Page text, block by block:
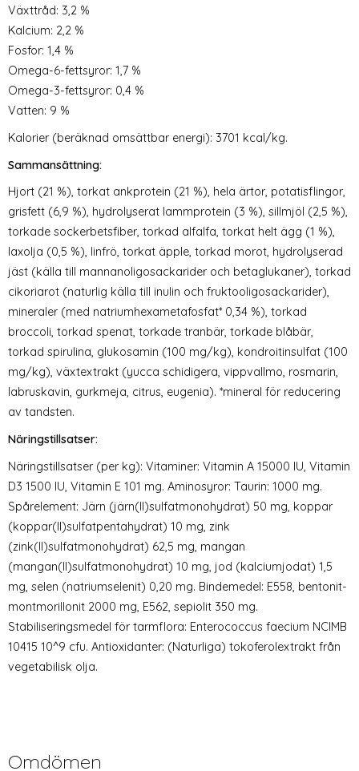
Växttråd: 3,2 %
Kalcium: 2,2 %
Fosfor: 1,4 %
Omega-6-fettsyror: 1,7 %
Omega-3-fettsyror: 0,4 %
Vatten: 9 %
Kalorier (beräknad omsättbar energi): 3701 kcal/kg.
Sammansättning:
Hjort (21 %), torkat ankprotein (21 %), hela ärtor, potatisflingor,
grisfett (6,9 %), hydrolyserat lammprotein (3 %), sillmjöl (2,5 %),
torkade sockerbetsfiber, torkad alfalfa, torkat helt ägg (1 %),
laxolja (0,5 %), linfrö, torkat äpple, torkad morot, hydrolyserad
jäst (källa till mannanoligosackarider och betaglukaner), torkad
cikoriarot (naturlig källa till inulin och fruktooligosackarider),
mineraler (med natriumhexametafosfat* 0,34 %), torkad
broccoli, torkad spenat, torkade tranbär, torkade blåbär,
torkad spirulina, glukosamin (100 mg/kg), kondroitinsulfat (100
mg/kg), växtextrakt (yucca schidigera, vippvallmo, rosmarin,
labruskavin, gurkmeja, citrus, eugenia). *mineral för reducering
av tandsten.
Näringstillsatser:
Näringstillsatser (per kg): Vitaminer: Vitamin A 15000 IU, Vitamin
D3 1500 IU, Vitamin E 101 mg. Aminosyror: Taurin: 1000 mg.
Spårelement: Järn (järn(II)sulfatmonohydrat) 50 mg, koppar
(koppar(II)sulfatpentahydrat) 10 mg, zink
(zink(II)sulfatmonohydrat) 62,5 mg, mangan
(mangan(II)sulfatmonohydrat) 10 mg, jod (kalciumjodat) 1,5
mg, selen (natriumselenit) 0,20 mg. Bindemedel: E558, bentonit-
montmorillonit 2000 mg, E562, sepiolit 350 mg.
Stabiliseringsmedel för tarmflora: Enterococcus faecium NCIMB
10415 10^9 cfu. Antioxidanter: (Naturliga) tokoferolextrakt från
vegetabilisk olja.
Omdömen